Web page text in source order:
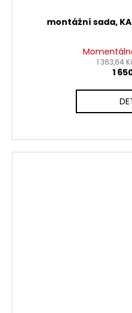
montážní sada,
1 363,64
1